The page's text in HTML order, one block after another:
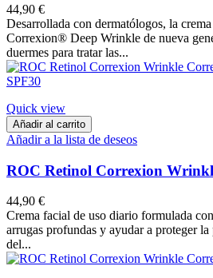
44,90 €
Desarrollada con dermatólogos, la
Correxion® Deep Wrinkle de nueva
duermes para tratar las...
Quick view
Añadir al carrito
Añadir a la lista de deseos
ROC Retinol Correxion
44,90 €
Crema facial de uso diario formulada
arrugas profundas y ayudar a proteger
del...